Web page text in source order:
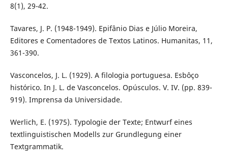
8(1), 29-42.
Tavares, J. P. (1948-1949). Epifânio Dias e Júlio Moreira,
Editores e Comentadores de Textos Latinos. Humanitas, 11,
361-390.
Vasconcelos, J. L. (1929). A filologia portuguesa. Esbôço
histórico. In J. L. de Vasconcelos. Opúsculos. V. IV. (pp. 839-
919). Imprensa da Universidade.
Werlich, E. (1975). Typologie der Texte; Entwurf eines
textlinguistischen Modells zur Grundlegung einer
Textgrammatik.